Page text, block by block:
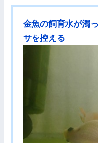
金魚の飼育水が濁
サを控える